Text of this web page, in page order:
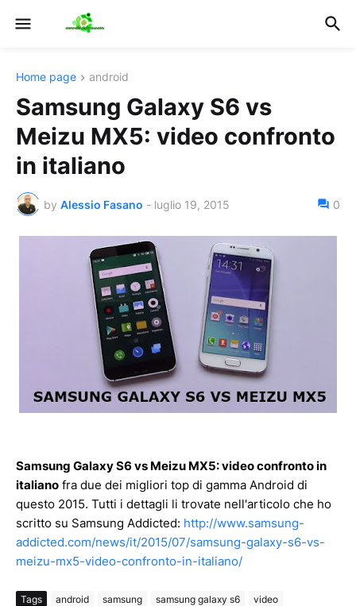
Home page android
Samsung Galaxy S6 vs
Meizu MX5: video confronto
in italiano
by Alessio Fasano - luglio 19, 2015 0
Samsung Galaxy S6 vs Meizu MX5: video confronto in
italiano fra due dei migliori top di gamma Android di
questo 2015. Tutti i dettagli li trovate nell'articolo che ho
scritto su Samsung Addicted: http://www.samsung-
addicted.com/news/it/2015/07/samsung-galaxy-s6-vs-
meizu-mx5-video-confronto-in-italiano/
Tags android samsung samsung galaxy s6 video